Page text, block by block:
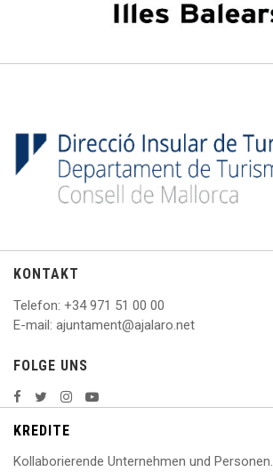
KONTAKT
Telefon: +34 971 51 00 00
E-mail: ajuntament@ajalaro.net
FOLGE UNS
KREDITE
Kollaborierende Unternehmen und Personen.